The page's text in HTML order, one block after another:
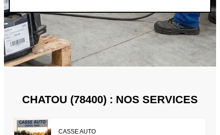
CHATOU (78400) : NOS SERVICES
CASSE AUTO